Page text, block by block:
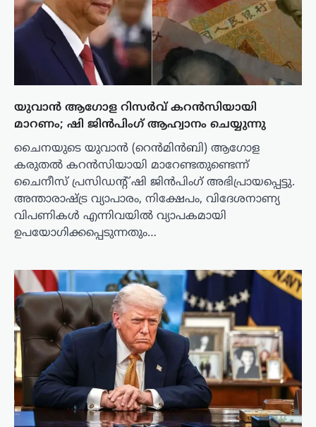
യുവാൻ ആഗോള റിസർവ് കറൻസിയായി
മാറണം; ഷി ജിൻപിംഗ് ആഹ്വാനം ചെയ്യുന്നു
ചൈനയുടെ യുവാൻ (റെൻമിൻബി) ആഗോള
കരുതൽ കറൻസിയായി മാറേണ്ടതുണ്ടെന്ന്
ചൈനീസ് പ്രസിഡന്റ് ഷി ജിൻപിംഗ് അഭിപ്രായപ്പെട്ടു.
അന്താരാഷ്ട്ര വ്യാപാരം, നിക്ഷേപം, വിദേശനാണ്യ
വിപണികൾ എന്നിവയിൽ വ്യാപകമായി
ഉപയോഗിക്കപ്പെടുന്നതും…